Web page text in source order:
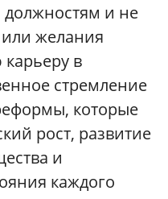
должностям и не
желания
в
стремление
которые
рост, развитие
и
каждого